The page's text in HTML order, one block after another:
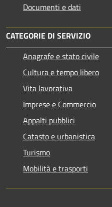
Documenti e dati
CATEGORIE DI SERVIZIO
Anagrafe e stato civile
Cultura e tempo libero
Vita lavorativa
Imprese e Commercio
Appalti pubblici
Catasto e urbanistica
Turismo
Mobilità e trasporti